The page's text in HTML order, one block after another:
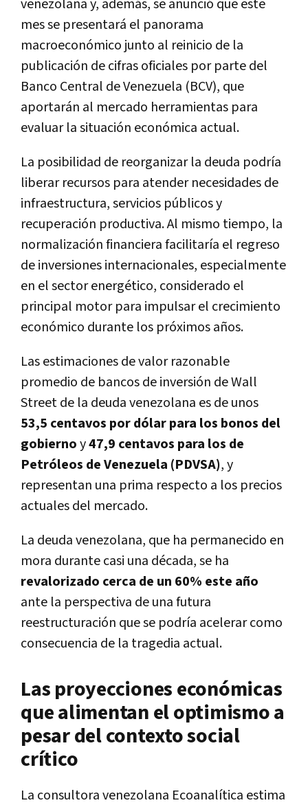
venezolana y, además, se anunció que este
mes se presentará el panorama
macroeconómico junto al reinicio de la
publicación de cifras oficiales por parte del
Banco Central de Venezuela (BCV), que
aportarán al mercado herramientas para
evaluar la situación económica actual.
La posibilidad de reorganizar la deuda podría
liberar recursos para atender necesidades de
infraestructura, servicios públicos y
recuperación productiva. Al mismo tiempo, la
normalización financiera facilitaría el regreso
de inversiones internacionales, especialmente
en el sector energético, considerado el
principal motor para impulsar el crecimiento
económico durante los próximos años.
Las estimaciones de valor razonable
promedio de bancos de inversión de Wall
Street de la deuda venezolana es de unos
53,5 centavos por dólar para los bonos del
gobiernoy47,9 centavos para los de
Petróleos de Venezuela (PDVSA), y
representan una prima respecto a los precios
actuales del mercado.
La deuda venezolana, que ha permanecido en
mora durante casi una década, se ha
revalorizado cerca de un 60% este año
ante la perspectiva de una futura
reestructuración que se podría acelerar como
consecuencia de la tragedia actual.
Las proyecciones económicas
que alimentan el optimismo a
pesar del contexto social
crítico
La consultora venezolana Ecoanalítica estima